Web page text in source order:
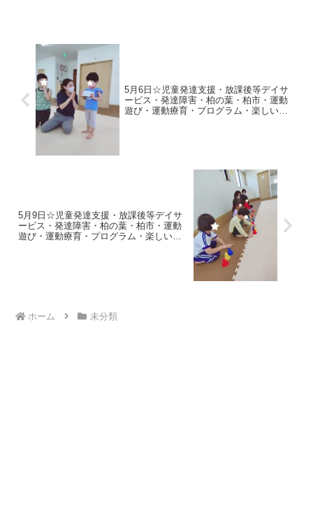
5月6日☆児童発達支援・放課後等デイサ
ービス・発達障害・柏の葉・柏市・運動
遊び・運動療育・プログラム・楽しい療
5月9日☆児童発達支援・放課後等デイサ
ービス・発達障害・柏の葉・柏市・運動
遊び・運動療育・プログラム・楽しい療
ホーム 未分類